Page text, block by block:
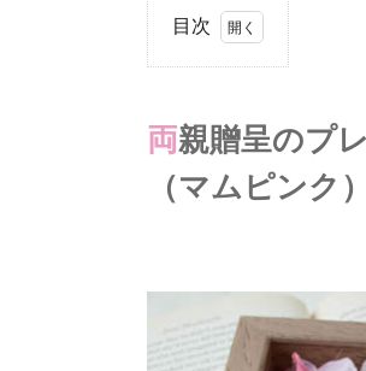
目次
1.
贈呈
のプ
ント
フラ
フォ
両親贈呈のプレゼントに大人気・フラワーフォトフレーム
（マムピンク）